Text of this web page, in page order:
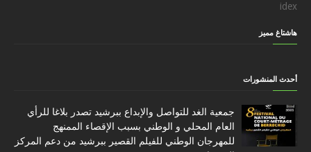
idex
هاشتاغ مميز
أحدث المنشورات
جمعية الغد للتواصل والإبداع ببرشيد تصدر بلاغا للرأي
العام المحلي و الوطني بسبب الإقصاء الممنهج
للمهرجان الوطني للفيلم القصير ببرشيد من دعم المركز